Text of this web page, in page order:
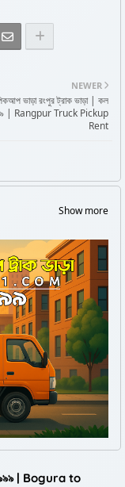
NEWER
ভাড়া রংপুর ট্রাক ভাড়া | কল
| Rangpur Truck Pickup
Rent
Show more
| Bogura to